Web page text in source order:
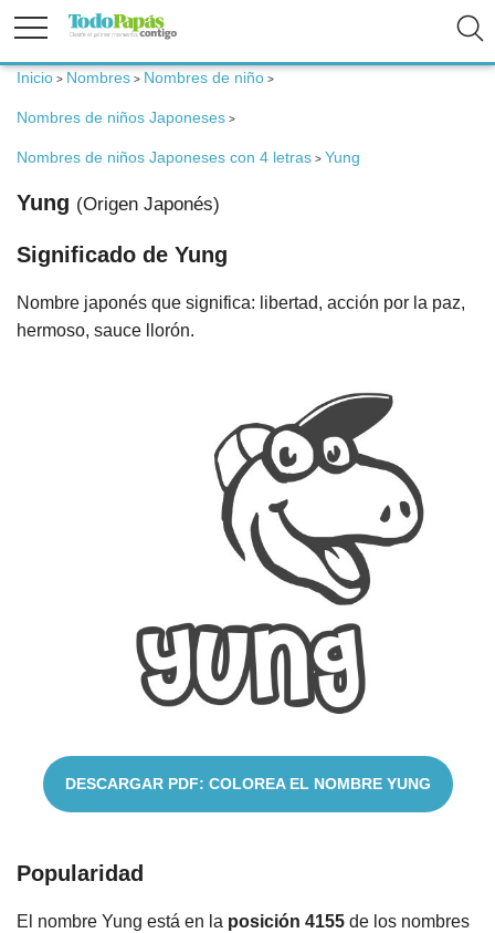
Fertilidad
Embarazo
Niños
Inicio > Nombres > Nombres de niño >
Nombres de niños Japoneses >
Nombres de niños Japoneses con 4 letras > Yung
Yung (Origen Japonés)
Significado de Yung
Nombre japonés que significa: libertad, acción por la paz,
hermoso, sauce llorón.
DESCARGAR PDF: COLOREA EL NOMBRE YUNG
Popularidad
El nombre Yung está en la posición 4155 de los nombres